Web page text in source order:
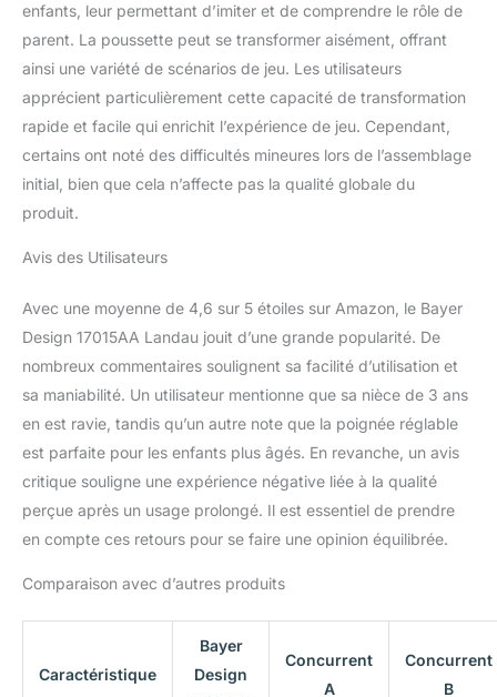
enfants, leur permettant d’imiter et de comprendre le rôle de
parent. La poussette peut se transformer aisément, offrant
ainsi une variété de scénarios de jeu. Les utilisateurs
apprécient particulièrement cette capacité de transformation
rapide et facile qui enrichit l’expérience de jeu. Cependant,
certains ont noté des difficultés mineures lors de l’assemblage
initial, bien que cela n’affecte pas la qualité globale du
produit.
Avis des Utilisateurs
Avec une moyenne de 4,6 sur 5 étoiles sur Amazon, le Bayer
Design 17015AA Landau jouit d’une grande popularité. De
nombreux commentaires soulignent sa facilité d’utilisation et
sa maniabilité. Un utilisateur mentionne que sa nièce de 3 ans
en est ravie, tandis qu’un autre note que la poignée réglable
est parfaite pour les enfants plus âgés. En revanche, un avis
critique souligne une expérience négative liée à la qualité
perçue après un usage prolongé. Il est essentiel de prendre
en compte ces retours pour se faire une opinion équilibrée.
Comparaison avec d’autres produits
Caractéristique
Bayer
Design
Concurrent
A
Concurrent
B